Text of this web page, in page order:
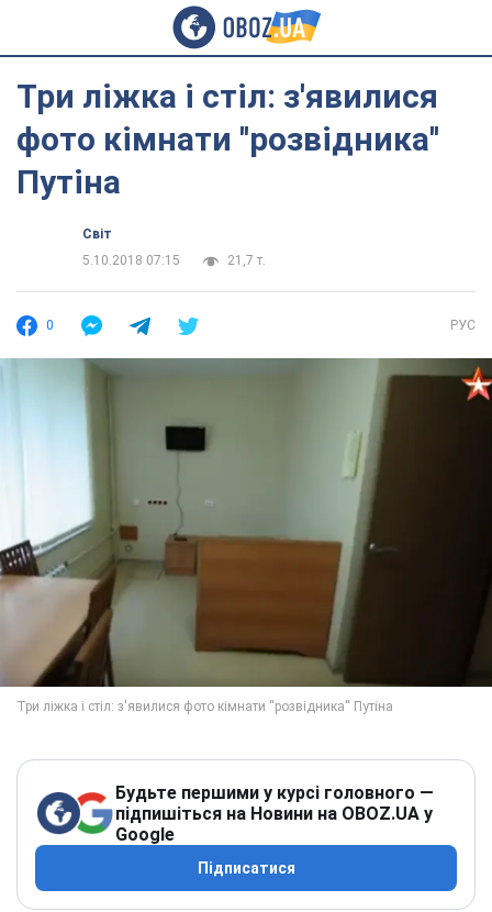
Три ліжка і стіл: з'явилися
фото кімнати ''розвідника''
Путіна
Світ
5.10.2018 07:15
21,7 т.
0 РУС
Будьте першими у курсі головного —
підпишіться на Новини на OBOZ.UA у
Google
Підписатися